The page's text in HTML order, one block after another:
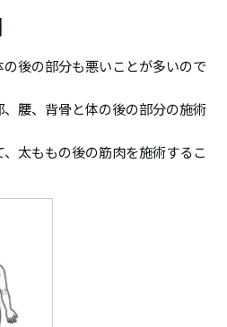
後の部分も悪いことが多いので
腰、背骨と体の後の部分の施術
太ももの後の筋肉を施術するこ